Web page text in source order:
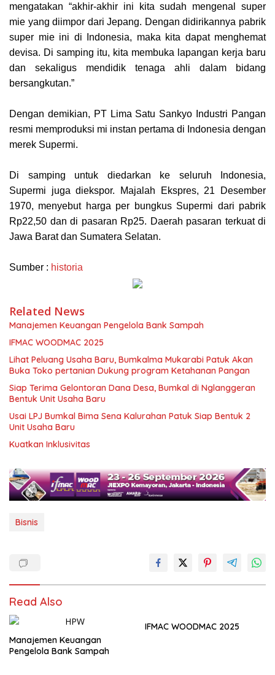
mengatakan “akhir-akhir ini kita sudah mengenal super
mie yang diimpor dari Jepang. Dengan didirikannya pabrik
super mie ini di Indonesia, maka kita dapat menghemat
devisa. Di samping itu, kita membuka lapangan kerja baru
dan sekaligus mendidik tenaga ahli dalam bidang
bersangkutan.”
Dengan demikian, PT Lima Satu Sankyo Industri Pangan
resmi memproduksi mi instan pertama di Indonesia dengan
merek Supermi.
Di samping untuk diedarkan ke seluruh Indonesia,
Supermi juga diekspor. Majalah Ekspres, 21 Desember
1970, menyebut harga per bungkus Supermi dari pabrik
Rp22,50 dan di pasaran Rp25. Daerah pasaran terkuat di
Jawa Barat dan Sumatera Selatan.
Sumber : historia
Related News
Manajemen Keuangan Pengelola Bank Sampah
IFMAC WOODMAC 2025
Lihat Peluang Usaha Baru, Bumkalma Mukarabi Patuk Akan
Buka Toko pertanian Dukung program Ketahanan Pangan
Siap Terima Gelontoran Dana Desa, Bumkal di Nglanggeran
Bentuk Unit Usaha Baru
Usai LPJ Bumkal Bima Sena Kalurahan Patuk Siap Bentuk 2
Unit Usaha Baru
Kuatkan Inklusivitas
Bisnis
Read Also
Manajemen Keuangan
Pengelola Bank Sampah
IFMAC WOODMAC 2025